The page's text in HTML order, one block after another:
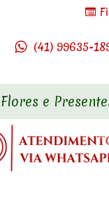
(41) 99635-
Flores e